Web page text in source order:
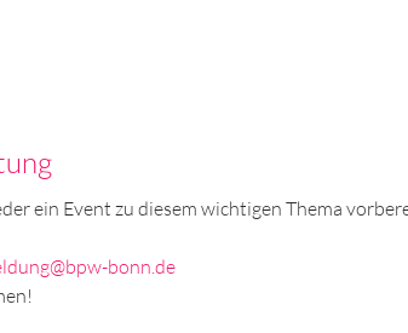
ein Event zu diesem wichtigen Thema
bonn.de